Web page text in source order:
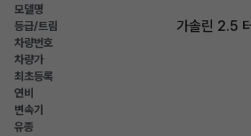
모델명
등급/트림 가솔린 2.5
차량번호
차량가
최초등록
연비
변속기
유종